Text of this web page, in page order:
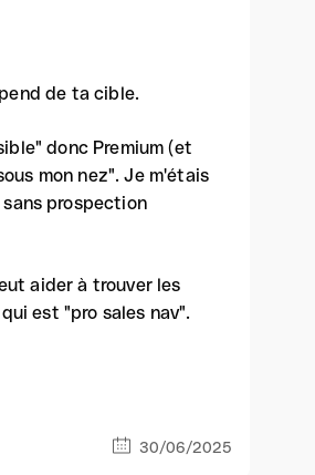
de ta cible.
donc Premium (et
mon nez". Je m'étais
prospection
aider à trouver les
est "pro sales nav".
30/06/2025